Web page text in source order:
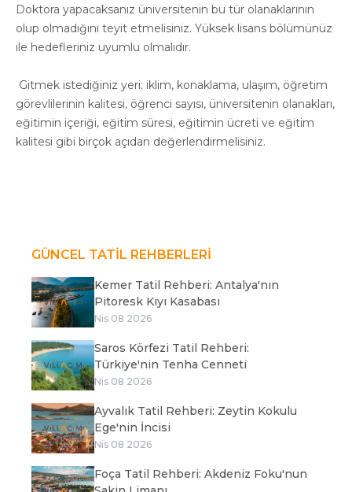
Doktora yapacaksanız üniversitenin bu tür olanaklarının
olup olmadığını teyit etmelisiniz. Yüksek lisans bölümünüz
ile hedefleriniz uyumlu olmalıdır.
Gitmek istediğiniz yeri; iklim, konaklama, ulaşım, öğretim
görevlilerinin kalitesi, öğrenci sayısı, üniversitenin olanakları,
eğitimin içeriği, eğitim süresi, eğitimin ücreti ve eğitim
kalitesi gibi birçok açıdan değerlendirmelisiniz.
GÜNCEL TATİL REHBERLERİ
Kemer Tatil Rehberi: Antalya'nın
Pitoresk Kıyı Kasabası
Nis 08 2026
Saros Körfezi Tatil Rehberi:
Türkiye'nin Tenha Cenneti
Nis 08 2026
Ayvalık Tatil Rehberi: Zeytin Kokulu
Ege'nin İncisi
Nis 08 2026
Foça Tatil Rehberi: Akdeniz Foku'nun